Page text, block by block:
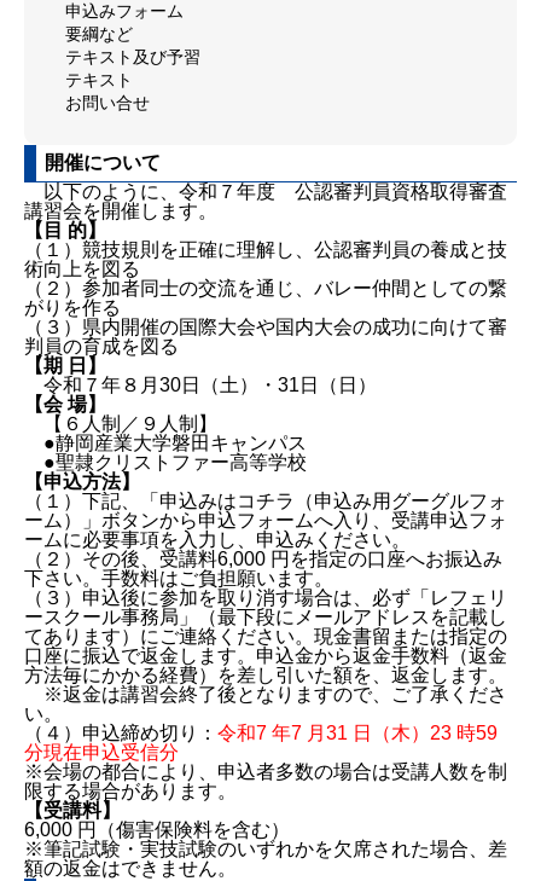
申込みフォーム
要綱など
テキスト及び予習
テキスト
お問い合せ
開催について
以下のように、令和７年度 公認審判員資格取得審査
講習会を開催します。
【目 的】
（１）競技規則を正確に理解し、公認審判員の養成と技
術向上を図る
（２）参加者同士の交流を通じ、バレー仲間としての繋
がりを作る
（３）県内開催の国際大会や国内大会の成功に向けて審
判員の育成を図る
【期 日】
令和７年８月30日（土）・31日（日）
【会 場】
【６人制／９人制】
●静岡産業大学磐田キャンパス
●聖隷クリストファー高等学校
【申込方法】
（１）下記、「申込みはコチラ（申込み用グーグルフォ
ーム）」ボタンから申込フォームへ入り、受講申込フォ
ームに必要事項を入力し、申込みください。
（２）その後、受講料6,000 円を指定の口座へお振込み
下さい。手数料はご負担願います。
（３）申込後に参加を取り消す場合は、必ず「レフェリ
ースクール事務局」（最下段にメールアドレスを記載し
てあります）にご連絡ください。現金書留または指定の
口座に振込で返金します。申込金から返金手数料（返金
方法毎にかかる経費）を差し引いた額を、返金します。
※返金は講習会終了後となりますので、ご了承くださ
い。
（４）申込締め切り： 令和7 年7 月31 日（木）23 時59
分現在申込受信分
※会場の都合により、申込者多数の場合は受講人数を制
限する場合があります。
【受講料】
6,000 円（傷害保険料を含む）
※筆記試験・実技試験のいずれかを欠席された場合、差
額の返金はできません。